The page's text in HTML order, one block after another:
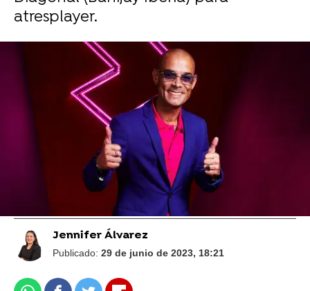
atresplayer.
atresplayer presenta más de 20 producciones
La revolución atresplayer llega el 5 de julio:
nuevos formatos, un diseño renovado y
canales en directo
Jennifer Álvarez
Publicado: 29 de junio de 2023, 18:21